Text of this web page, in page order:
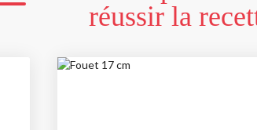
réussir la